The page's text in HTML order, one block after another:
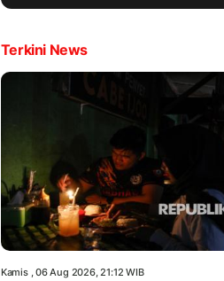
Terkini News
Kamis , 06 Aug 2026, 21:12 WIB